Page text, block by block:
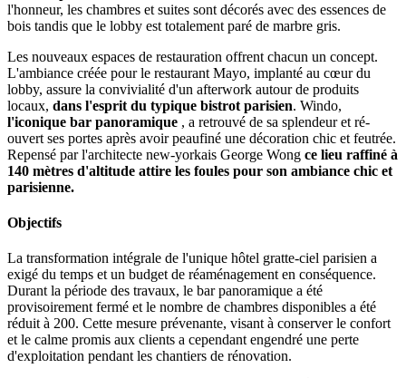
l'honneur, les chambres et suites sont décorés avec des essences de
bois tandis que le lobby est totalement paré de marbre gris.
Les nouveaux espaces de restauration offrent chacun un concept.
L'ambiance créée pour le restaurant Mayo, implanté au cœur du
lobby, assure la convivialité d'un afterwork autour de produits
locaux, dans l'esprit du typique bistrot parisien. Windo,
l'iconique bar panoramique , a retrouvé de sa splendeur et ré-
ouvert ses portes après avoir peaufiné une décoration chic et feutrée.
Repensé par l'architecte new-yorkais George Wong ce lieu raffiné à
140 mètres d'altitude attire les foules pour son ambiance chic et
parisienne.
Objectifs
La transformation intégrale de l'unique hôtel gratte-ciel parisien a
exigé du temps et un budget de réaménagement en conséquence.
Durant la période des travaux, le bar panoramique a été
provisoirement fermé et le nombre de chambres disponibles a été
réduit à 200. Cette mesure prévenante, visant à conserver le confort
et le calme promis aux clients a cependant engendré une perte
d'exploitation pendant les chantiers de rénovation.